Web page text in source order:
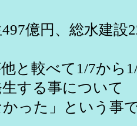
円、総水建設
較べて1/7から1/
する事について
た」という事